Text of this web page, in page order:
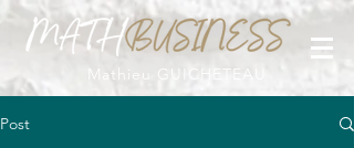
Mathieu GUICHETEAU
Post